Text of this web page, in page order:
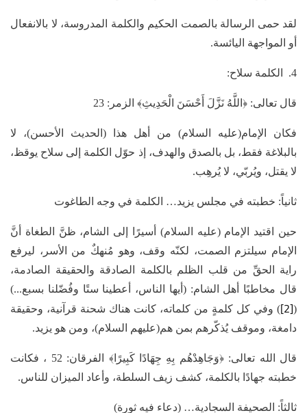
لقد حمى الرسالة بالصمت الحكيم والكلمة المدروسة، لا بالانفعال
أو المواجهة اليائسة.
4. الكلمة سلاح:
قال تعالى: ﴿اللَّهُ نَزَّلَ أَحْسَنَ الْحَدِيثِ﴾ الزمر: 23
فكان الإمام(عليه السلام) من أهل هذا (الحديث الأحسن)، لا
بالبلاغة فقط، بل بالصدق والهدف، إذ حوّل الكلمة إلى سلاح يوقظ،
لا يقتل، ويُربّي، لا يُرهِب.
ثانياً: خطبته في مجلس يزيد… الكلمة في وجه الطاغوت
حين اقتيد الإمام (عليه السلام) أسيرًا إلى الشام، ظنَّ الطغاة أنَّ
الإمام سيلتزم الصمت، لكنّه وقف، وهو مُنهكٌ من الأسر، ليرفع
راية الحقِّ من قلب الظلم بالكلمة الصادقة والحقيقة الصادمة،
قال مخاطبًا أهل الشام: (أيها الناس، أعطينا ستًا وفُضّلنا بسبع...)
(
[2]
) وفي كل كلمةٍ من كلماته، كانت هناك شحنة قرآنية، وحقيقة
دامغة، وموقف يُذكّرهم بمن هم(عليهم السلام)، ومن هو يزيد.
قال الله تعالى: ﴿وَجَاهِدْهُم بِهِ جِهَادًا كَبِيرًا﴾ الفرقان: 52 ، فكانت
خطبته جهادًا بالكلمة، كشف زيف السلطة، وأعاد الميزان للناس.
ثالثاً: الصحيفة السجادية… (دعاء فيه ثورة)